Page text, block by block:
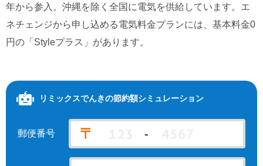
リミックスでんきの会社情報
関西電力エリア 四国電力エリア
北海道電力エリア 九州電力エリア
年から参入。沖縄を除く全国に電気を供給しています。エ
ネチェンジから申し込める電気料金プランには、基本料金0
円の「Styleプラス」があります。
リミックスでんきの節約額シミュレーション
郵便番号 〒 -